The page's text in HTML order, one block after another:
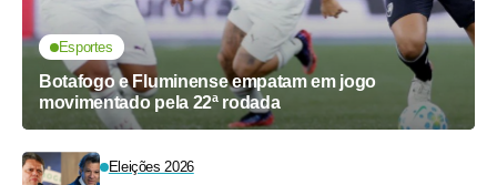
Esportes
Botafogo e Fluminense empatam em jogo
movimentado pela 22ª rodada
Eleições 2026